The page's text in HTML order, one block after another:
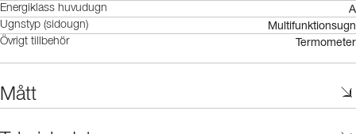
Energiklass huvudugn A
Ugnstyp (sidougn) Multifunktionsugn
Övrigt tillbehör Termometer
Mått